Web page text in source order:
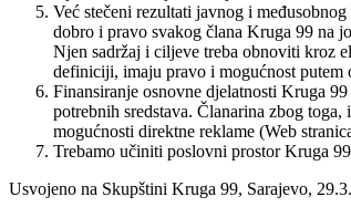
Već stečeni rezultati javnog i
dobro i pravo svakog člana Kruga 99 na
Njen sadržaj i ciljeve treba obnoviti kroz
definiciji, imaju pravo i mogućnost
Finansiranje osnovne djelatnosti Kruga
potrebnih sredstava. Članarina zbog
mogućnosti direktne reklame (Web
Trebamo učiniti poslovni prostor Kruga
Usvojeno na Skupštini Kruga 99, Sarajevo,